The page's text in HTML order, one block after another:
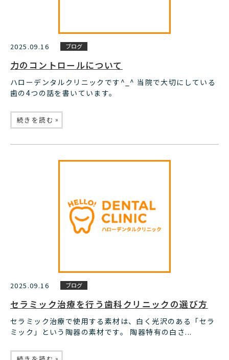
2025.09.16 ブログ
力のコントロールについて
ハローデンタルクリニックです^_^ 当院で大切にしている
歯の4つの話を書いています。
続きを読む »
2025.09.16 ブログ
セラミック治療を行う歯科クリニックの選び方
セラミック治療で使用する素材は、白く光沢のある「セラ
ミック」という陶器の素材です。 陶器特有の白さ...